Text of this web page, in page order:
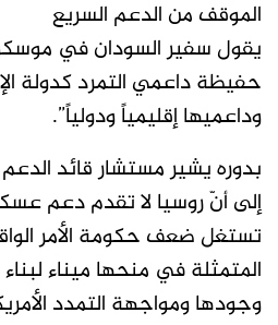
الموقف من الدعم السريع
يقول سفير السودان في موسكو
حفيظة داعمي التمرد كدولة
وداعميها إقليمياً ودولياً”.
بدوره يشير مستشار قائد
إلى أنّ روسيا لا تقدم دعم
تستغل ضعف حكومة الأمر
المتمثلة في منحها ميناء
وجودها ومواجهة التمدد